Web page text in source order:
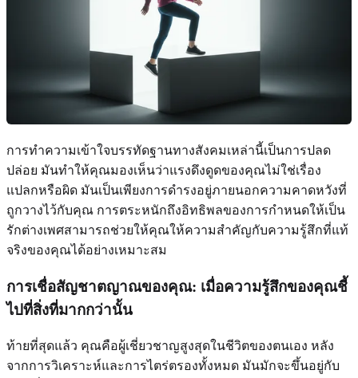
การทำความเข้าใจบรรทัดฐานทางสังคมเหล่านี้เป็นการปลด
ปล่อย มันทำให้คุณมองเห็นว่าแรงดึงดูดของคุณไม่ใช่เรื่อง
แปลกหรือผิด มันเป็นเพียงการดำรงอยู่ภายนอกความคาดหวังที่
ถูกวางไว้กับคุณ การตระหนักถึงอิทธิพลของการกำหนดให้เป็น
รักต่างเพศสามารถช่วยให้คุณให้ความสำคัญกับความรู้สึกที่แท้
จริงของคุณได้อย่างเหมาะสม
การเชื่อสัญชาตญาณของคุณ: เมื่อความรู้สึกของคุณชี้
ไปที่สิ่งที่มากกว่านั้น
ท้ายที่สุดแล้ว คุณคือผู้เชี่ยวชาญสูงสุดในชีวิตของตนเอง หลัง
จากการวิเคราะห์และการไตร่ตรองทั้งหมด มันมักจะขึ้นอยู่กับ